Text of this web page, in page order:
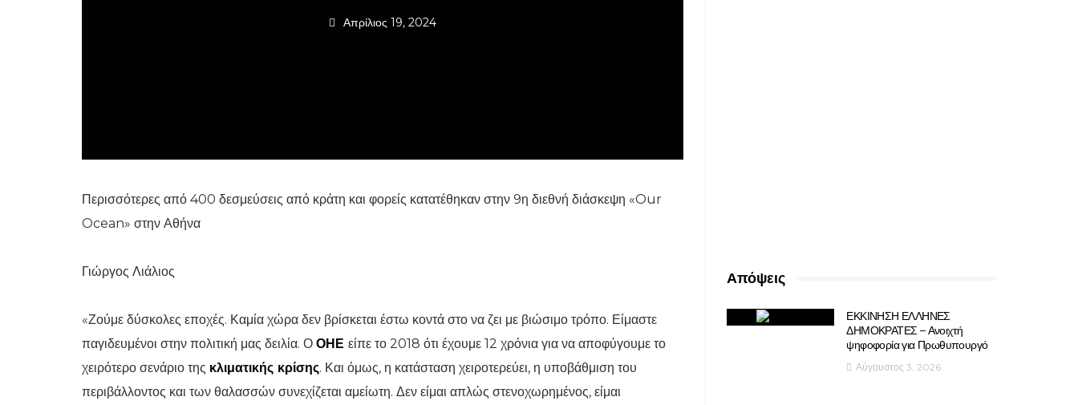
Απρίλιος 19, 2024
Περισσότερες από 400 δεσμεύσεις από κράτη και φορείς κατατέθηκαν στην 9η διεθνή διάσκεψη «Our
Ocean» στην Αθήνα
Γιώργος Λιάλιος
«Ζούμε δύσκολες εποχές. Καμία χώρα δεν βρίσκεται έστω κοντά στο να ζει με βιώσιμο τρόπο. Είμαστε
παγιδευμένοι στην πολιτική μας δειλία. Ο ΟΗΕ είπε το 2018 ότι έχουμε 12 χρόνια για να αποφύγουμε το
χειρότερο σενάριο της κλιματικής κρίσης. Και όμως, η κατάσταση χειροτερεύει, η υποβάθμιση του
περιβάλλοντος και των θαλασσών συνεχίζεται αμείωτη. Δεν είμαι απλώς στενοχωρημένος, είμαι
Απόψεις
ΕΚΚΙΝΗΣΗ ΕΛΛΗΝΕΣ
ΔΗΜΟΚΡΑΤΕΣ – Ανοιχτή
ψηφοφορία για Πρωθυπουργό
Αύγουστος 3, 2026